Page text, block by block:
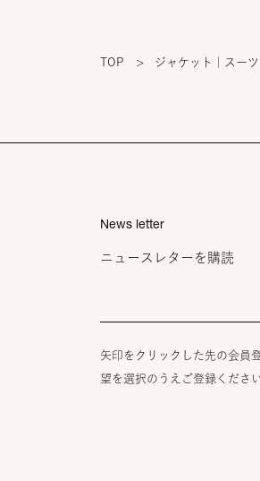
TOP > ジャケット｜スーツ
News letter
ニュースレターを購読
矢印をクリックした先の会員
望を選択のうえご登録ください